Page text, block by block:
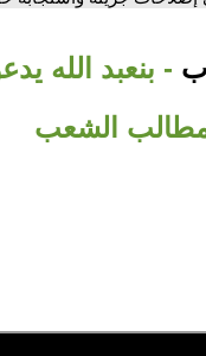
- بنعبد الله
الشعب